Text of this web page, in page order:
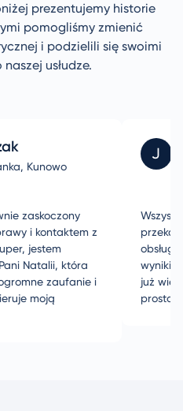
prezentujemy historie
pomogliśmy zmienić
i podzielili się swoimi
usłudze.
Kunowo
zaskoczony
i kontaktem z
jestem
Natalii, która
zaufanie i
moją
J
już
prosta